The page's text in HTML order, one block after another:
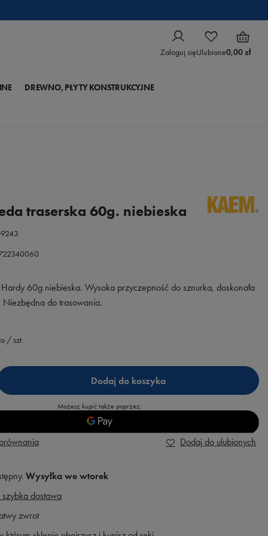
Zaloguj sięUlubione0,00 zł
DREWNO, PŁYTY KONSTRUKCYJNE
traserska 60g. niebieska
60g niebieska. Wysoka przyczepność do sznurka, doskonała
Niezbędna do trasowania.
/ szt.
Dodaj do koszyka
Możesz kupić także poprzez:
Dodaj do ulubionych
Wysyłka we wtorek
dostawa
zwrot